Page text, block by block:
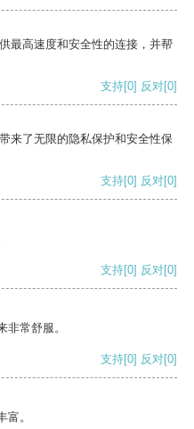
最高速度和安全性的连接，并帮
支持[0] 反对[0]
来了无限的隐私保护和安全性保
支持[0] 反对[0]
支持[0] 反对[0]
常舒服。
支持[0] 反对[0]
。